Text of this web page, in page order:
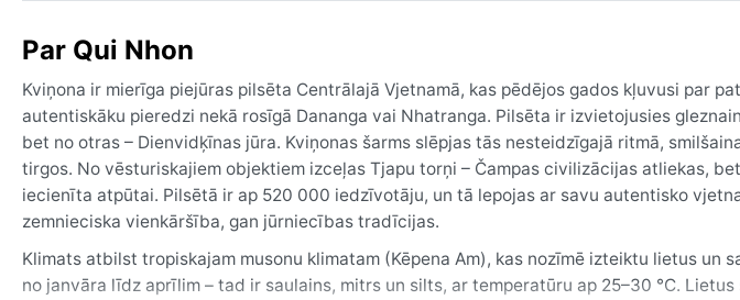
Par Qui Nhon
Kviņona ir mierīga piejūras pilsēta Centrālajā Vjetnamā, kas pēdējos gados kļuvusi par
autentiskāku pieredzi nekā rosīgā Dananga vai Nhatranga. Pilsēta ir izvietojusies
bet no otras – Dienvidķīnas jūra. Kviņonas šarms slēpjas tās nesteidzīgajā ritmā,
tirgos. No vēsturiskajiem objektiem izceļas Tjapu torņi – Čampas civilizācijas atliekas,
iecienīta atpūtai. Pilsētā ir ap 520 000 iedzīvotāju, un tā lepojas ar savu autentisko
zemnieciska vienkāršība, gan jūrniecības tradīcijas.
Klimats atbilst tropiskajam musonu klimatam (Kēpena Am), kas nozīmē izteiktu lietus un
no janvāra līdz aprīlim – tad ir saulains, mitrs un silts, ar temperatūru ap 25–30 °C.